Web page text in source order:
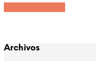
Archivos